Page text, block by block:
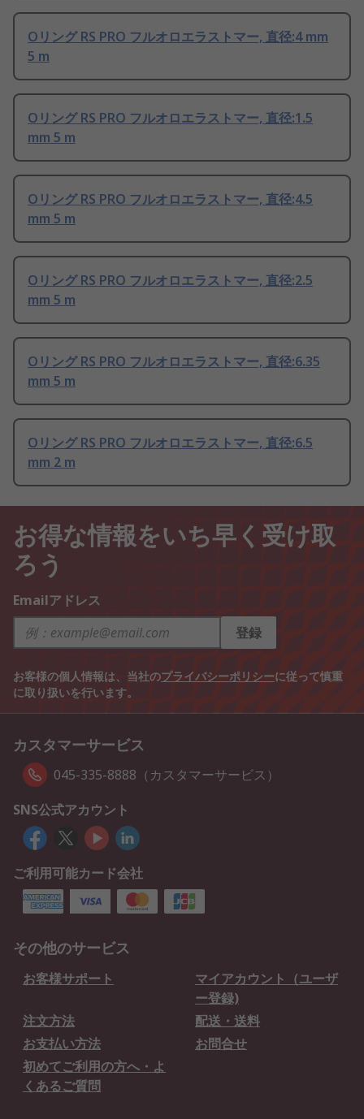
Oリング RS PRO フルオロエラストマー, 直径:4 mm
5 m
Oリング RS PRO フルオロエラストマー, 直径:1.5
mm 5 m
Oリング RS PRO フルオロエラストマー, 直径:4.5
mm 5 m
Oリング RS PRO フルオロエラストマー, 直径:2.5
mm 5 m
Oリング RS PRO フルオロエラストマー, 直径:6.35
mm 5 m
Oリング RS PRO フルオロエラストマー, 直径:6.5
mm 2 m
お得な情報をいち早く受け取
ろう
Emailアドレス
登録
お客様の個人情報は、当社のプライバシーポリシーに従って慎重
に取り扱いを行います。
カスタマーサービス
045-335-8888（カスタマーサービス）
SNS公式アカウント
ご利用可能カード会社
その他のサービス
お客様サポート
マイアカウント（ユーザ
ー登録)
注文方法
配送・送料
お支払い方法
お問合せ
初めてご利用の方へ・よ
くあるご質問